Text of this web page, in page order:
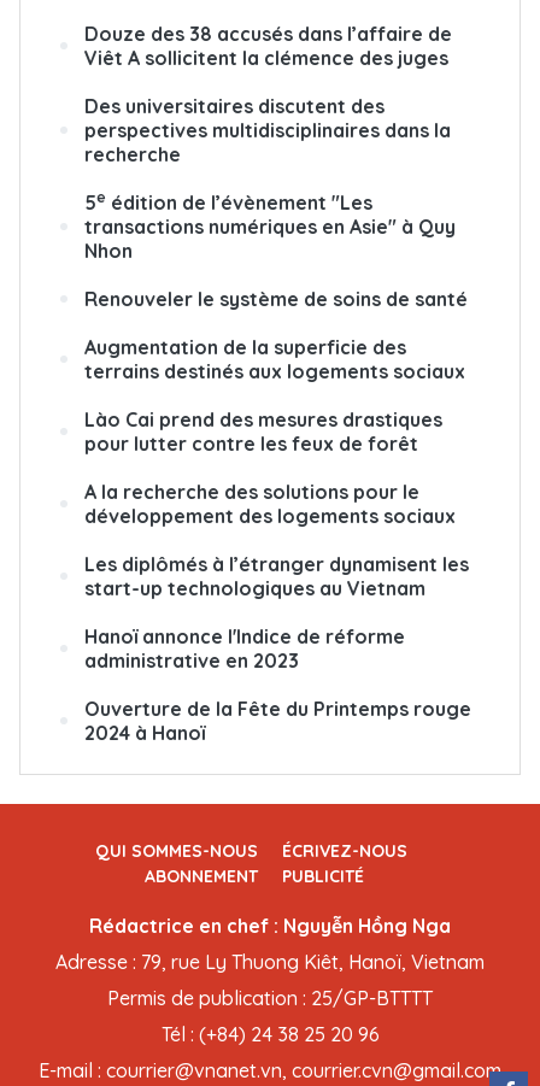
Douze des 38 accusés dans l’affaire de
Viêt A sollicitent la clémence des juges
Des universitaires discutent des
perspectives multidisciplinaires dans la
recherche
5e édition de l’évènement "Les
transactions numériques en Asie" à Quy
Nhon
Renouveler le système de soins de santé
Augmentation de la superficie des
terrains destinés aux logements sociaux
Lào Cai prend des mesures drastiques
pour lutter contre les feux de forêt
A la recherche des solutions pour le
développement des logements sociaux
Les diplômés à l’étranger dynamisent les
start-up technologiques au Vietnam
Hanoï annonce l'Indice de réforme
administrative en 2023
Ouverture de la Fête du Printemps rouge
2024 à Hanoï
QUI SOMMES-NOUS
ÉCRIVEZ-NOUS
ABONNEMENT
PUBLICITÉ
Rédactrice en chef : Nguyễn Hồng Nga
Adresse : 79, rue Ly Thuong Kiêt, Hanoï, Vietnam
Permis de publication : 25/GP-BTTTT
Tél : (+84) 24 38 25 20 96
E-mail : courrier@vnanet.vn, courrier.cvn@gmail.com